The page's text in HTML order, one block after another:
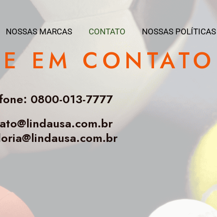
NOSSAS MARCAS CONTATO NOSSAS POLÍTICAS
EM CONTATO
0800-013-7777